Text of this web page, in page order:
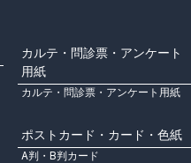
カルテ・問診票・アンケート
用紙
カルテ・問診票・アンケート用紙
ポストカード・カード・色紙
A判・B判カード